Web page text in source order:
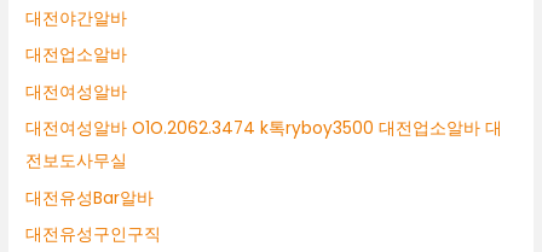
대전야간알바
대전업소알바
대전여성알바
대전여성알바 O1O.2062.3474 k톡ryboy3500 대전업소알바 대
전보도사무실
대전유성Bar알바
대전유성구인구직